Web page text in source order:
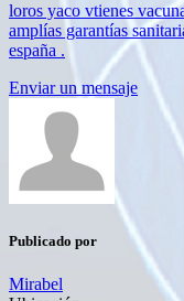
loros yaco vtienes
amplías garantías
españa .
Enviar un mensaje
Publicado por
Mirabel